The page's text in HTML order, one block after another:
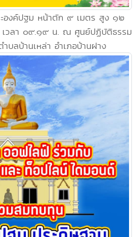
องค์ปฐม หน้าตัก ๙ เมตร สูง ๑๒
วลา ๐๙.๑๙ น. ณ ศูนย์ปฏิบัติธรรม
บลบ้านเหล่า อำเภอบ้านฝาง